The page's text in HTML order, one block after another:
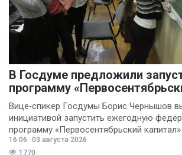
В Госдуме предложили
программу
Вице‑спикер Госдумы Борис Чернышов
инициативой запустить ежегодную
программу «Первосентябрьский
предполагает
16:06
03 августа 2026
1770